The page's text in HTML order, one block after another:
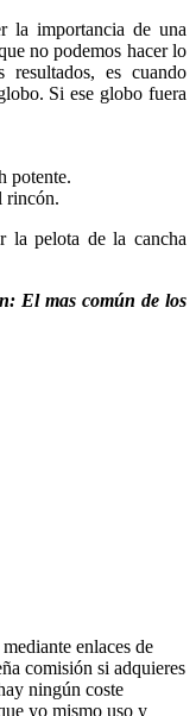
la importancia de una
no podemos hacer lo
es cuando
Si ese globo fuera
potente.
rincón.
la pelota de la cancha
El mas común de los
enlaces de
comisión si adquieres
ningún coste
yo mismo uso y